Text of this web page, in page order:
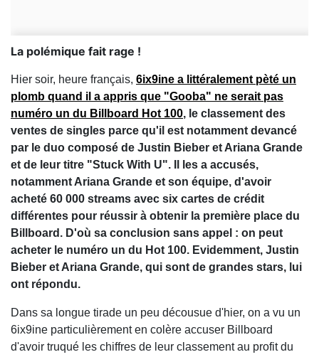
La polémique fait rage !
Hier soir, heure français, 6ix9ine a littéralement pèté un
plomb quand il a appris que "Gooba" ne serait pas
numéro un du Billboard Hot 100, le classement des
ventes de singles parce qu'il est notamment devancé
par le duo composé de Justin Bieber et Ariana Grande
et de leur titre "Stuck With U". Il les a accusés,
notamment Ariana Grande et son équipe, d'avoir
acheté 60 000 streams avec six cartes de crédit
différentes pour réussir à obtenir la première place du
Billboard. D'où sa conclusion sans appel : on peut
acheter le numéro un du Hot 100. Evidemment, Justin
Bieber et Ariana Grande, qui sont de grandes stars, lui
ont répondu.
Dans sa longue tirade un peu décousue d'hier, on a vu un
6ix9ine particulièrement en colère accuser Billboard
d'avoir truqué les chiffres de leur classement au profit du